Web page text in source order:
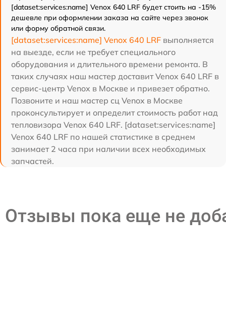
[dataset:services:name] Venox 640 LRF будет стоить на -15%
дешевле при оформлении заказа на сайте через звонок
или форму обратной связи.
[dataset:services:name] Venox 640 LRF выполняется
на выезде, если не требует специального
оборудования и длительного времени ремонта. В
таких случаях наш мастер доставит Venox 640 LRF в
сервис-центр Venox в Москве и привезет обратно.
Позвоните и наш мастер сц Venox в Москве
проконсультирует и определит стоимость работ над
тепловизора Venox 640 LRF. [dataset:services:name]
Venox 640 LRF по нашей статистике в среднем
занимает 2 часа при наличии всех необходимых
запчастей.
Отзывы пока еще не